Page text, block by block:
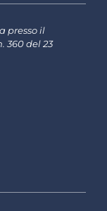
presso il
360 del 23